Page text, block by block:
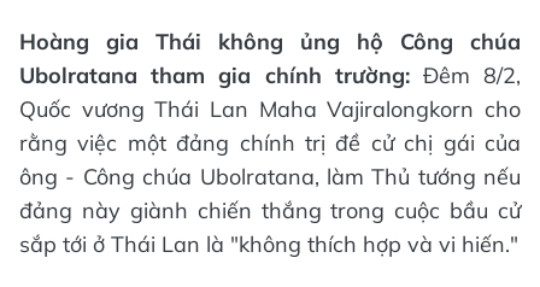
Hoàng gia Thái không ủng hộ Công chúa
Ubolratana tham gia chính trường: Đêm 8/2,
Quốc vương Thái Lan Maha Vajiralongkorn cho
rằng việc một đảng chính trị đề cử chị gái của
ông - Công chúa Ubolratana, làm Thủ tướng nếu
đảng này giành chiến thắng trong cuộc bầu cử
sắp tới ở Thái Lan là "không thích hợp và vi hiến."